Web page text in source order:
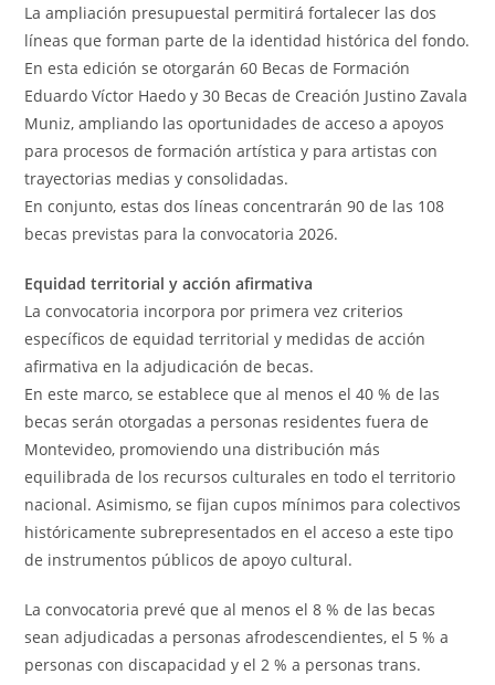
La ampliación presupuestal permitirá fortalecer las dos
líneas que forman parte de la identidad histórica del fondo.
En esta edición se otorgarán 60 Becas de Formación
Eduardo Víctor Haedo y 30 Becas de Creación Justino Zavala
Muniz, ampliando las oportunidades de acceso a apoyos
para procesos de formación artística y para artistas con
trayectorias medias y consolidadas.
En conjunto, estas dos líneas concentrarán 90 de las 108
becas previstas para la convocatoria 2026.
Equidad territorial y acción afirmativa
La convocatoria incorpora por primera vez criterios
específicos de equidad territorial y medidas de acción
afirmativa en la adjudicación de becas.
En este marco, se establece que al menos el 40 % de las
becas serán otorgadas a personas residentes fuera de
Montevideo, promoviendo una distribución más
equilibrada de los recursos culturales en todo el territorio
nacional. Asimismo, se fijan cupos mínimos para colectivos
históricamente subrepresentados en el acceso a este tipo
de instrumentos públicos de apoyo cultural.
La convocatoria prevé que al menos el 8 % de las becas
sean adjudicadas a personas afrodescendientes, el 5 % a
personas con discapacidad y el 2 % a personas trans.